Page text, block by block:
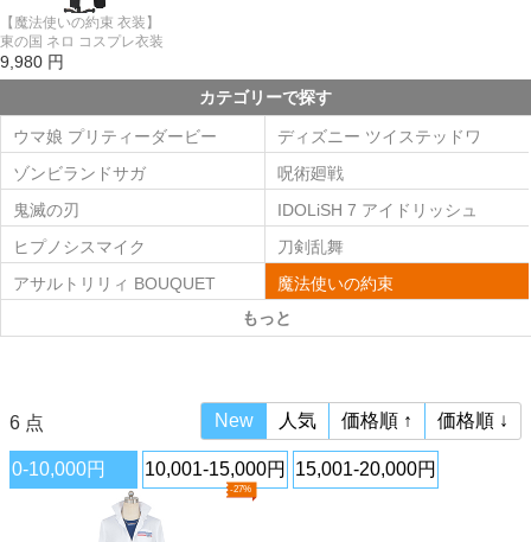
【魔法使いの約束 衣装】
東の国 ネロ コスプレ衣装
9,980 円
カテゴリーで探す
ウマ娘 プリティーダービー
ディズニー ツイステッドワ
ンダーランド(ツイステ)
ゾンビランドサガ
呪術廻戦
鬼滅の刃
IDOLiSH 7 アイドリッシュ
セブン
ヒプノシスマイク
刀剣乱舞
アサルトリリィ BOUQUET
魔法使いの約束
もっと
6 点 New 人気 価格順 ↑ 価格順 ↓
0-10,000円 10,001-15,000円 15,001-20,000円
-27%